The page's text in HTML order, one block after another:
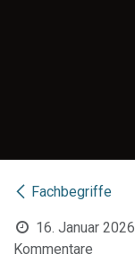
Fachbegriffe
16. Januar 2026
Kommentare